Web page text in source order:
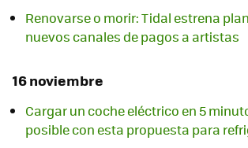
Renovarse o morir: Tidal estrena
nuevos canales de pagos a artistas
16 noviembre
Cargar un coche eléctrico en 5
posible con esta propuesta para